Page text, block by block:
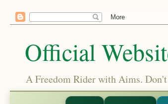
Official
A Freedom Rider with Aims.